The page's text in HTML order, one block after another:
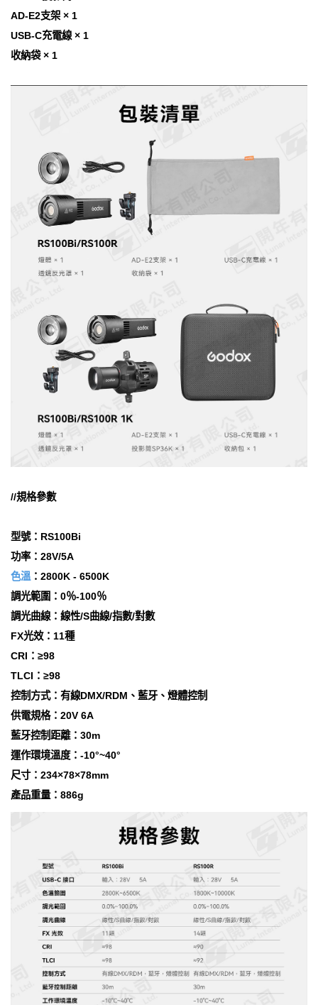
AD-E2支架 × 1
USB-C充電線 × 1
收納袋 × 1
//規格參數
型號：RS100Bi
功率：28V/5A
色溫 ：2800K - 6500K
調光範圍：0％-100％
調光曲線：線性/S曲線/指數/對數
FX光效：11種
CRI：≥98
TLCI：≥98
控制方式：有線DMX/RDM、藍牙、燈體控制
供電規格：20V 6A
藍牙控制距離：30m
運作環境溫度：-10°~40°
尺寸：234×78×78mm
產品重量：886g